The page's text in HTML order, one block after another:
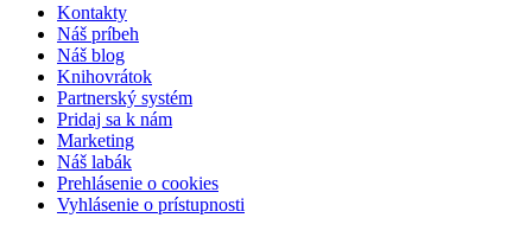
Kontakty
Náš príbeh
Náš blog
Knihovrátok
Partnerský systém
Pridaj sa k nám
Marketing
Náš labák
Prehlásenie o cookies
Vyhlásenie o prístupnosti